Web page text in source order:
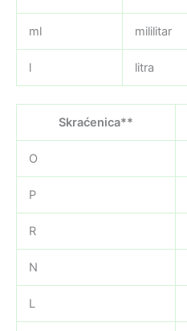
ml mililitar
l litra
Skraćenica**
O
P
R
N
L